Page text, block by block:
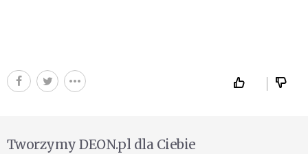
Tworzymy DEON.pl dla Ciebie